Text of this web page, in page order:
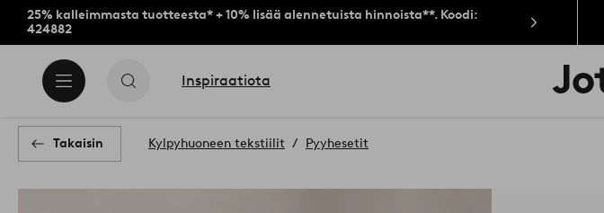
25% kalleimmasta tuotteesta* + 10% lisää alennetuista hinnoista**. Koodi:
424882
Inspiraatiota
Jotex-
logo
Takaisin Kylpyhuoneen tekstiilit Pyyhesetit